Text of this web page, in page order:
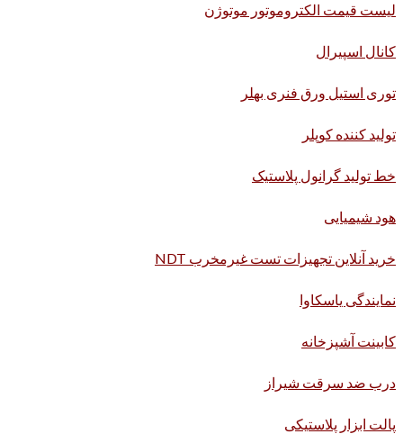
لیست قیمت الکتروموتور موتوژن
کانال اسپیرال
توری استیل ورق فنری بهلر
تولید کننده کوپلر
خط تولید گرانول پلاستیک
هود شیمیایی
خرید آنلاین تجهیزات تست غیرمخرب NDT
نمایندگی یاسکاوا
کابینت آشپزخانه
درب ضد سرقت شیراز
پالت ابزار پلاستیکی